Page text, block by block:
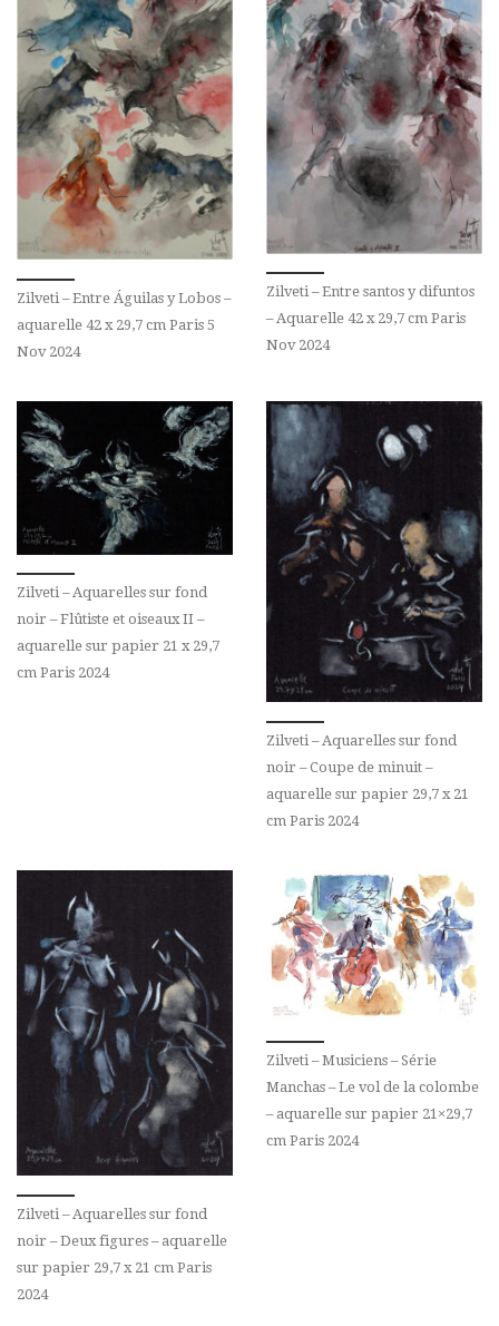
Zilveti – Entre Águilas y Lobos –
aquarelle 42 x 29,7 cm Paris 5
Nov 2024
Zilveti – Entre santos y difuntos
– Aquarelle 42 x 29,7 cm Paris
Nov 2024
Zilveti – Aquarelles sur fond
noir – Flûtiste et oiseaux II –
aquarelle sur papier 21 x 29,7
cm Paris 2024
Zilveti – Aquarelles sur fond
noir – Coupe de minuit –
aquarelle sur papier 29,7 x 21
cm Paris 2024
Zilveti – Aquarelles sur fond
noir – Deux figures – aquarelle
sur papier 29,7 x 21 cm Paris
2024
Zilveti – Musiciens – Série
Manchas – Le vol de la colombe
– aquarelle sur papier 21×29,7
cm Paris 2024